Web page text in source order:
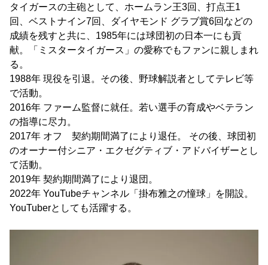
タイガースの主砲として、ホームラン王3回、打点王1
回、ベストナイン7回、ダイヤモンド グラブ賞6回などの
成績を残すと共に、1985年には球団初の日本一にも貢
献。「ミスタータイガース」の愛称でもファンに親しまれ
る。
1988年 現役を引退。その後、野球解説者としてテレビ等
で活動。
2016年 ファーム監督に就任。若い選手の育成やベテラン
の指導に尽力。
2017年 オフ 契約期間満了により退任。 その後、球団初
のオーナー付シニア・エクゼグティブ・アドバイザーとし
て活動。
2019年 契約期間満了により退団。
2022年 YouTubeチャンネル「掛布雅之の憧球」を開設。
YouTuberとしても活躍する。